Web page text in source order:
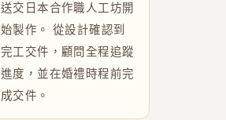
送交日本合作職人工坊開
始製作。 從設計確認到
完工交件，顧問全程追蹤
進度，並在婚禮時程前完
成交件。